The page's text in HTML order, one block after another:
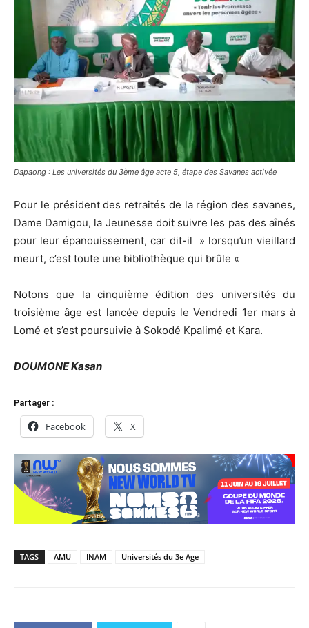
Dapaong : Les universités du 3ème âge acte 5, étape des Savanes activée
Pour le président des retraités de la région des savanes,
Dame Damigou, la Jeunesse doit suivre les pas des aînés
pour leur épanouissement, car dit-il » lorsqu’un vieillard
meurt, c’est toute une bibliothèque qui brûle «
Notons que la cinquième édition des universités du
troisième âge est lancée depuis le Vendredi 1er mars à
Lomé et s’est poursuivie à Sokodé Kpalimé et Kara.
DOUMONE Kasan
Partager :
Facebook X
TAGS AMU INAM Universités du 3e Age